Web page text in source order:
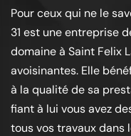
Pour ceux qui ne le
31 est une entreprise
domaine à Saint Felix
avoisinantes. Elle
à la qualité de sa
fiant à lui vous avez
tous vos travaux dans